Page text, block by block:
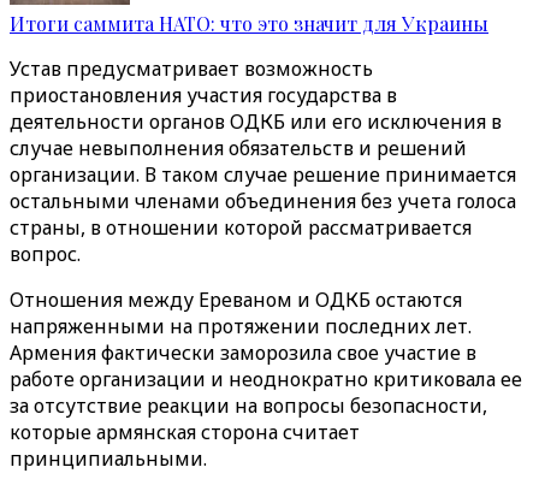
Итоги саммита НАТО: что это значит для Украины
Устав предусматривает возможность
приостановления участия государства в
деятельности органов ОДКБ или его исключения в
случае невыполнения обязательств и решений
организации. В таком случае решение принимается
остальными членами объединения без учета голоса
страны, в отношении которой рассматривается
вопрос.
Отношения между Ереваном и ОДКБ остаются
напряженными на протяжении последних лет.
Армения фактически заморозила свое участие в
работе организации и неоднократно критиковала ее
за отсутствие реакции на вопросы безопасности,
которые армянская сторона считает
принципиальными.